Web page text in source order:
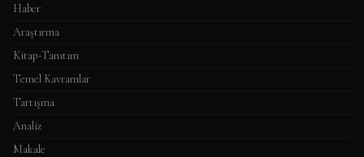
Haber
Araştırma
Kitap-Tanıtım
Temel Kavramlar
Tartışma
Analiz
Makale